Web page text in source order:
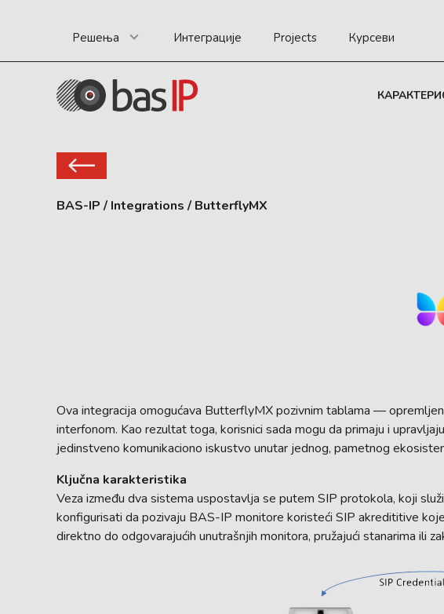
Решења Интеграције Projects Курсеви
BAS-IP / Integrations / ButterflyMX
Ova integracija omogućava ButterflyMX pozivnim tablama —
interfonom. Kao rezultat toga, korisnici sada mogu da primaju i
jedinstveno komunikaciono iskustvo unutar jednog, pametnog
Ključna karakteristika
Veza između dva sistema uspostavlja se putem SIP protokola, koji
konfigurisati da pozivaju BAS-IP monitore koristeći SIP akredititive
direktno do odgovarajućih unutrašnjih monitora, pružajući stanarima ili